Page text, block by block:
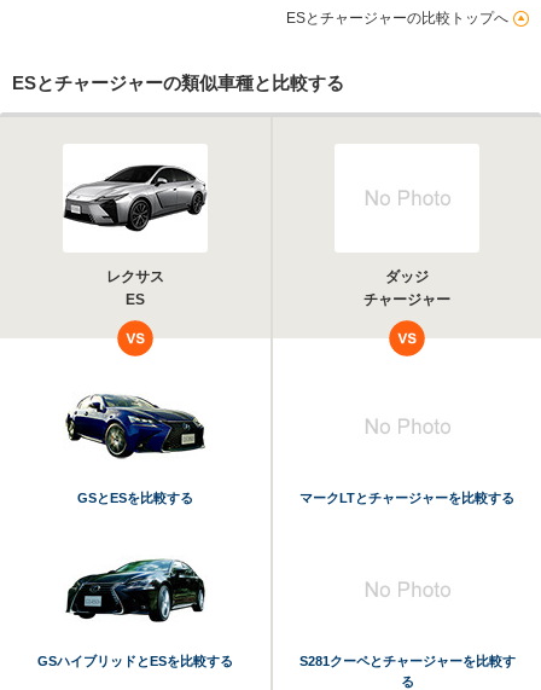
ESとチャージャーの比較トップへ
ESとチャージャーの類似車種と比較する
レクサス
ES
ダッジ
チャージャー
GSとESを比較する
GSハイブリッドとESを比較する
マークLTとチャージャーを比較する
S281クーペとチャージャーを比較す
る